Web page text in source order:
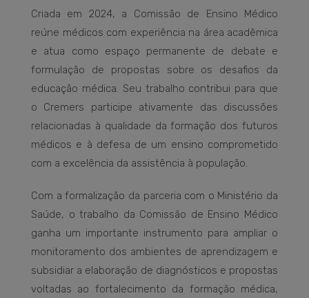
Criada em 2024, a Comissão de Ensino Médico
reúne médicos com experiência na área acadêmica
e atua como espaço permanente de debate e
formulação de propostas sobre os desafios da
educação médica. Seu trabalho contribui para que
o Cremers participe ativamente das discussões
relacionadas à qualidade da formação dos futuros
médicos e à defesa de um ensino comprometido
com a excelência da assistência à população.
Com a formalização da parceria com o Ministério da
Saúde, o trabalho da Comissão de Ensino Médico
ganha um importante instrumento para ampliar o
monitoramento dos ambientes de aprendizagem e
subsidiar a elaboração de diagnósticos e propostas
voltadas ao fortalecimento da formação médica,